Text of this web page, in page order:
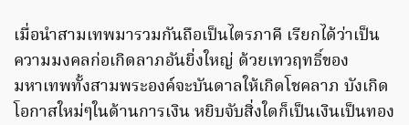
เมื่อนำสามเทพมารวมกันถือเป็นไตรภาคี เรียกได้ว่าเป็น
ความมงคลก่อเกิดลาภอันยิ่งใหญ่ ด้วยเทวฤทธิ์ของ
มหาเทพทั้งสามพระองค์จะบันดาลให้เกิดโชคลาภ บังเกิด
โอกาสใหม่ๆในด้านการเงิน หยิบจับสิ่งใดก็เป็นเงินเป็นทอง